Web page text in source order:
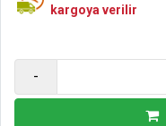
kargoya verilir
-